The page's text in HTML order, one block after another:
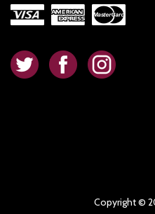
. . .
Copyright ©